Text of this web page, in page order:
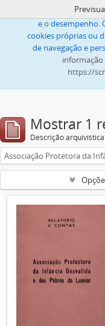
Este website utiliza
e o desempenho.
cookies próprias ou
de navegação e
informação
https://
Mostrar 1
Descrição arquivística